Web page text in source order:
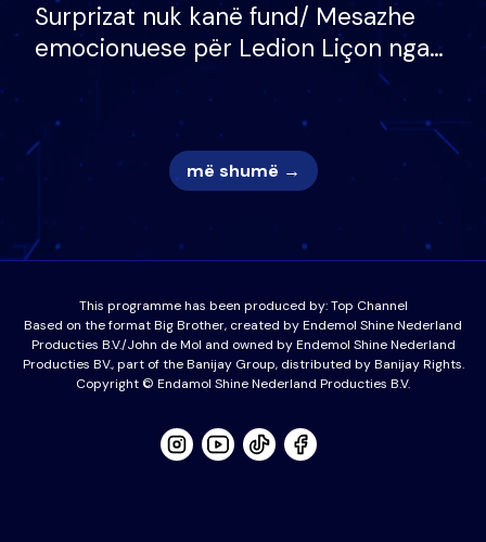
Surprizat nuk kanë fund/ Mesazhe
emocionuese për Ledion Liçon nga
nëna dhe fëmijët e tij, moderatori
nuk i mban dot lotët: Nuk meritoj…
më shumë →
This programme has been produced by:Top Channel
Based on the format Big Brother, created by Endemol Shine Nederland
Producties B.V./John de Mol and owned by Endemol Shine Nederland
Producties BV., part of the Banijay Group, distributed by Banijay Rights.
Copyright © Endamol Shine Nederland Producties B.V.